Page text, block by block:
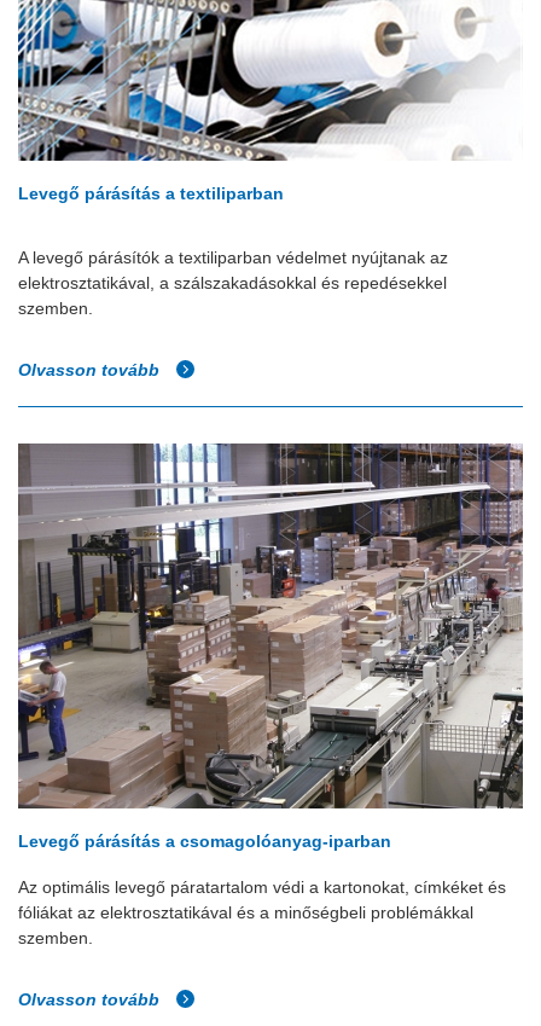
Levegő párásítás a textiliparban
A levegő párásítók a textiliparban védelmet nyújtanak az
elektrosztatikával, a szálszakadásokkal és repedésekkel
szemben.
Olvasson tovább
Levegő párásítás a csomagolóanyag-iparban
Az optimális levegő páratartalom védi a kartonokat, címkéket és
fóliákat az elektrosztatikával és a minőségbeli problémákkal
szemben.
Olvasson tovább